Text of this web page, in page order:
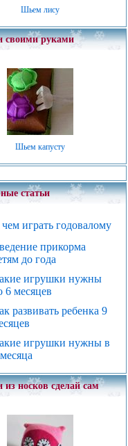
Шьем лису
своими руками
Шьем капусту
статьи
играть годовалому
прикорма
до года
игрушки нужны
6 месяцев
развивать ребенка 9
игрушки нужны в
носков сделай сам